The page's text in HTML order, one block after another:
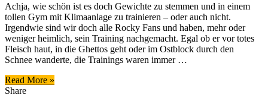
Achja, wie schön ist es doch Gewichte zu stemmen und in einem
tollen Gym mit Klimaanlage zu trainieren – oder auch nicht.
Irgendwie sind wir doch alle Rocky Fans und haben, mehr oder
weniger heimlich, sein Training nachgemacht. Egal ob er vor totes
Fleisch haut, in die Ghettos geht oder im Ostblock durch den
Schnee wanderte, die Trainings waren immer …
Read More »
Share